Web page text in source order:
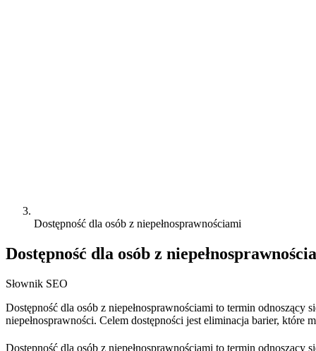
Dostępność dla osób z niepełnosprawnościami
Dostępność dla osób z
Słownik SEO
Dostępność dla osób z niepełnosprawnościami to termin
niepełnosprawności. Celem dostępności jest eliminacja barier,
Dostępność dla osób z niepełnosprawnościami to termin